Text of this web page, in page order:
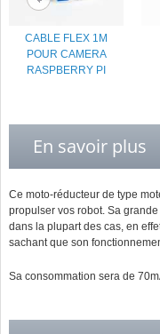
CABLE FLEX 1M
POUR CAMERA
RASPBERRY PI
En savoir plus
Ce moto-réducteur de type
propulser vos robot. Sa
dans la plupart des cas, en
sachant que son
Sa consommation sera de